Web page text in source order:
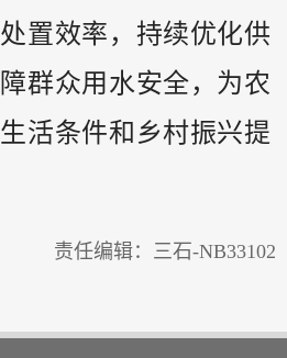
置效率，持续优化供
群众用水安全，为农
活条件和乡村振兴提
责任编辑：三石-NB33102